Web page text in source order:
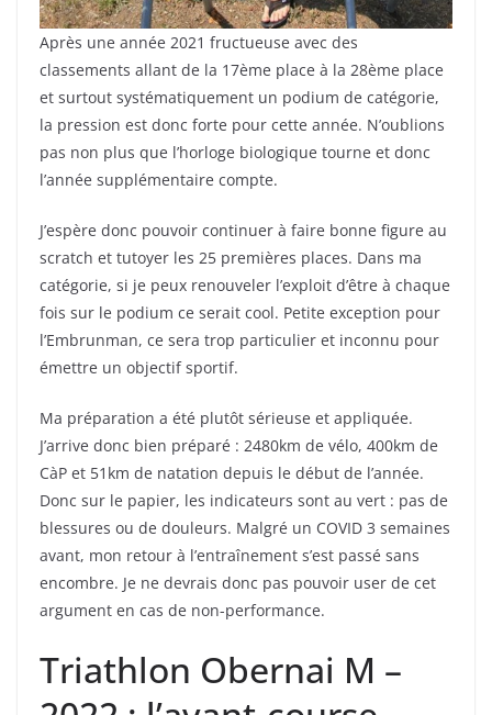
Après une année 2021 fructueuse avec des
classements allant de la 17ème place à la 28ème place
et surtout systématiquement un podium de catégorie,
la pression est donc forte pour cette année. N’oublions
pas non plus que l’horloge biologique tourne et donc
l’année supplémentaire compte.
J’espère donc pouvoir continuer à faire bonne figure au
scratch et tutoyer les 25 premières places. Dans ma
catégorie, si je peux renouveler l’exploit d’être à chaque
fois sur le podium ce serait cool. Petite exception pour
l’Embrunman, ce sera trop particulier et inconnu pour
émettre un objectif sportif.
Ma préparation a été plutôt sérieuse et appliquée.
J’arrive donc bien préparé : 2480km de vélo, 400km de
CàP et 51km de natation depuis le début de l’année.
Donc sur le papier, les indicateurs sont au vert : pas de
blessures ou de douleurs. Malgré un COVID 3 semaines
avant, mon retour à l’entraînement s’est passé sans
encombre. Je ne devrais donc pas pouvoir user de cet
argument en cas de non-performance.
Triathlon Obernai M –